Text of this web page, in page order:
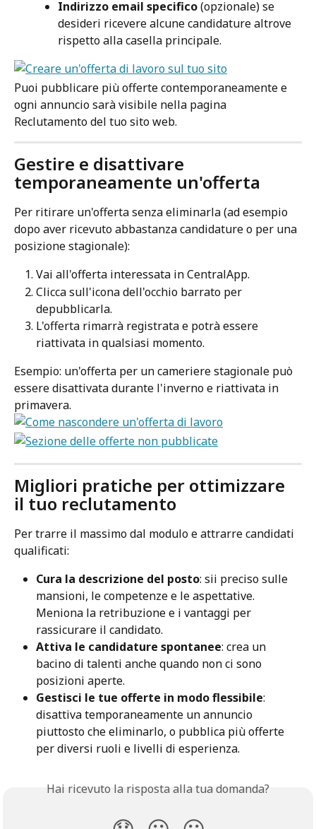
Indirizzo email specifico (opzionale) se
desideri ricevere alcune candidature altrove
rispetto alla casella principale.
Puoi pubblicare più offerte contemporaneamente e
ogni annuncio sarà visibile nella pagina
Reclutamento del tuo sito web.
Gestire e disattivare
temporaneamente un'offerta
Per ritirare un'offerta senza eliminarla (ad esempio
dopo aver ricevuto abbastanza candidature o per una
posizione stagionale):
Vai all'offerta interessata in CentralApp.
Clicca sull'icona dell'occhio barrato per
depubblicarla.
L'offerta rimarrà registrata e potrà essere
riattivata in qualsiasi momento.
Esempio: un'offerta per un cameriere stagionale può
essere disattivata durante l'inverno e riattivata in
primavera.
Migliori pratiche per ottimizzare
il tuo reclutamento
Per trarre il massimo dal modulo e attrarre candidati
qualificati:
Cura la descrizione del posto: sii preciso sulle
mansioni, le competenze e le aspettative.
Meniona la retribuzione e i vantaggi per
rassicurare il candidato.
Attiva le candidature spontanee: crea un
bacino di talenti anche quando non ci sono
posizioni aperte.
Gestisci le tue offerte in modo flessibile:
disattiva temporaneamente un annuncio
piuttosto che eliminarlo, o pubblica più offerte
per diversi ruoli e livelli di esperienza.
Hai ricevuto la risposta alla tua domanda?